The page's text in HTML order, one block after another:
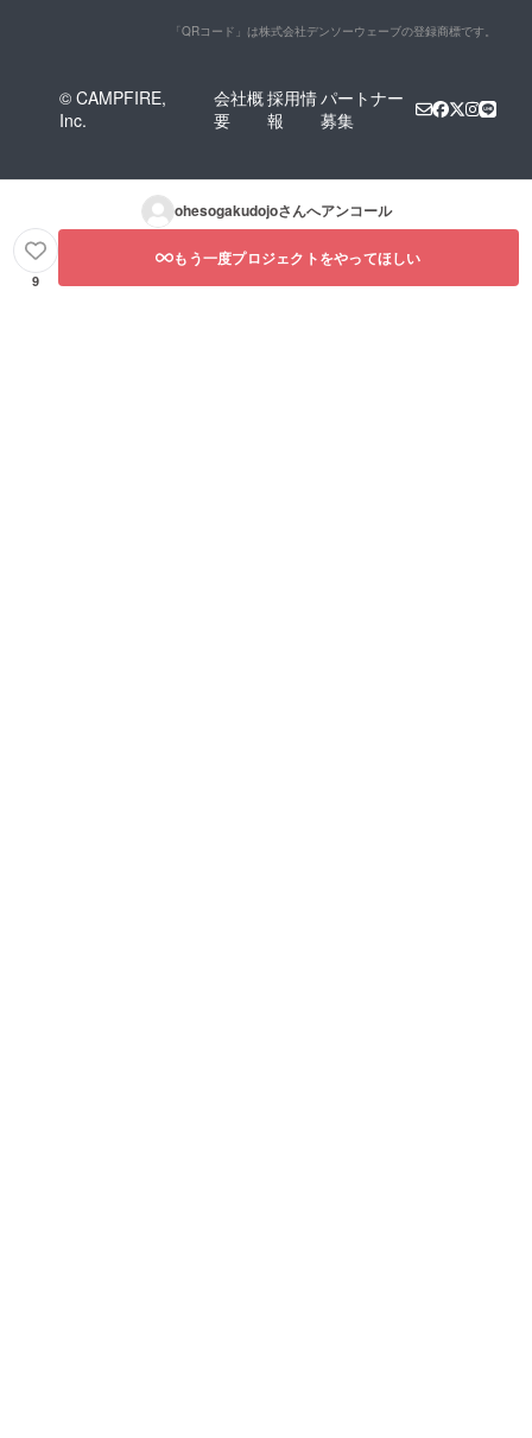
「QRコード」は株式会社デンソーウェーブの登録商標です。
© CAMPFIRE,
Inc.
会社概
要
採用情
報
パートナー
募集
ohesogakudojoさんへアンコール
9
もう一度プロジェクトをやってほしい